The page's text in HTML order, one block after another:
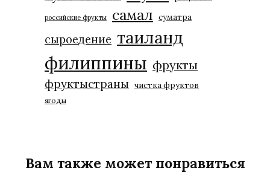
российские фрукты самал суматра
сыроедение таиланд
филиппины фрукты
фруктыстраны чистка фруктов
ягоды
Вам также может понравиться